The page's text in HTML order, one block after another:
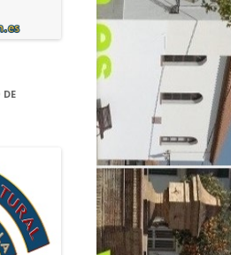
DE